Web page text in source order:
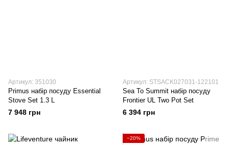
Артикул: 351030
Primus набір посуду Essential
Stove Set 1.3 L
7 948 грн
Артикул: STSACK027031-122101
Sea To Summit набір посуду
Frontier UL Two Pot Set
6 394 грн
−20%